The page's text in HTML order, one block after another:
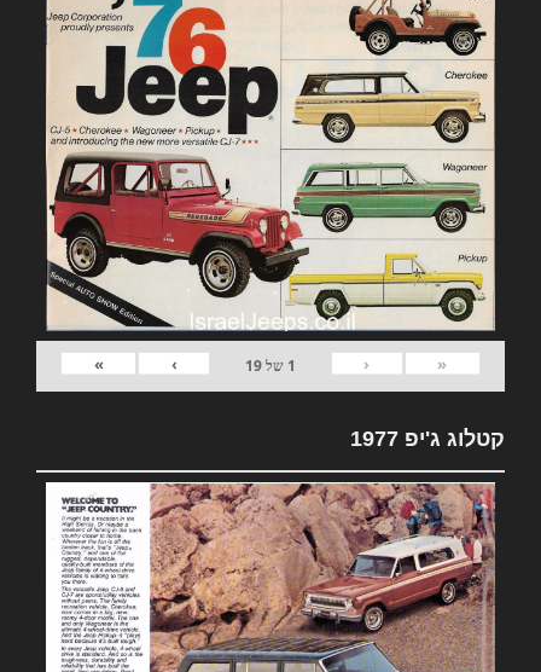
«
‹
1 של19
›
»
קטלוג ג'יפ 1977